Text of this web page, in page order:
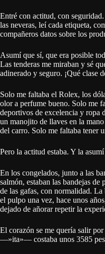
Entré con actitud, con
las neveras, leí cada etiqueta,
compañeros datos sobre los
Asumí que sí, que era posible
Las tenderas me miraban y sé
adinerado y seguro. ¡Qué clase
Solo me faltaba el Rolex, los
olor a perfume bueno. Solo me
deportivos de excelencia y ropa
un manojito de llaves en la
del carro. Solo me faltaba tener
Pero la actitud estaba. Y la
En los congelados, junto a las
salmón, estaban las bandejas
de las gafas, con normalidad. La
el pulpo una vez, hace unos
dejado de añorar repetir la
El corazón se me quería salir
—»ita»— costaba unos 3585